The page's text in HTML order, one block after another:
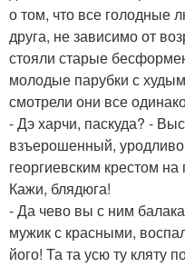
о том, что все голодные
друга, не зависимо от
стояли старые
молодые парубки с
смотрели они все
- Дэ харчи, паскуда? -
взъерошенный,
георгиевским крестом на
Кажи, блядюга!
- Да чево вы с ним
мужик с красными,
його! Та та усю ту кляту